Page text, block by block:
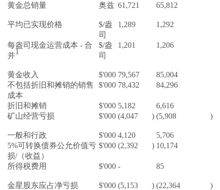
黄金总销量
奥兹 61,721 65,812
平均已实现价格
$/盎
司
1,289 1,292
每盎司现金运营成本 - 合
并1
$/盎
司
1,201 1,206
黄金收入 $'000 79,567
85,004
不包括折旧和摊销的销售
成本
$'000 78,432 84,296
折旧和摊销 $'000 5,182
6,616
矿山经营亏损
$'000 (4,047 ) (5,908 )
一般和行政 $'000 4,120
5,706
5%可转换债券公允价值亏
损/（收益）
$'000 (2,392 ) 10,174
所得税费用 $'000 - 85
金星股东应占净亏损 $'000 (5,153 ) (22,364
)